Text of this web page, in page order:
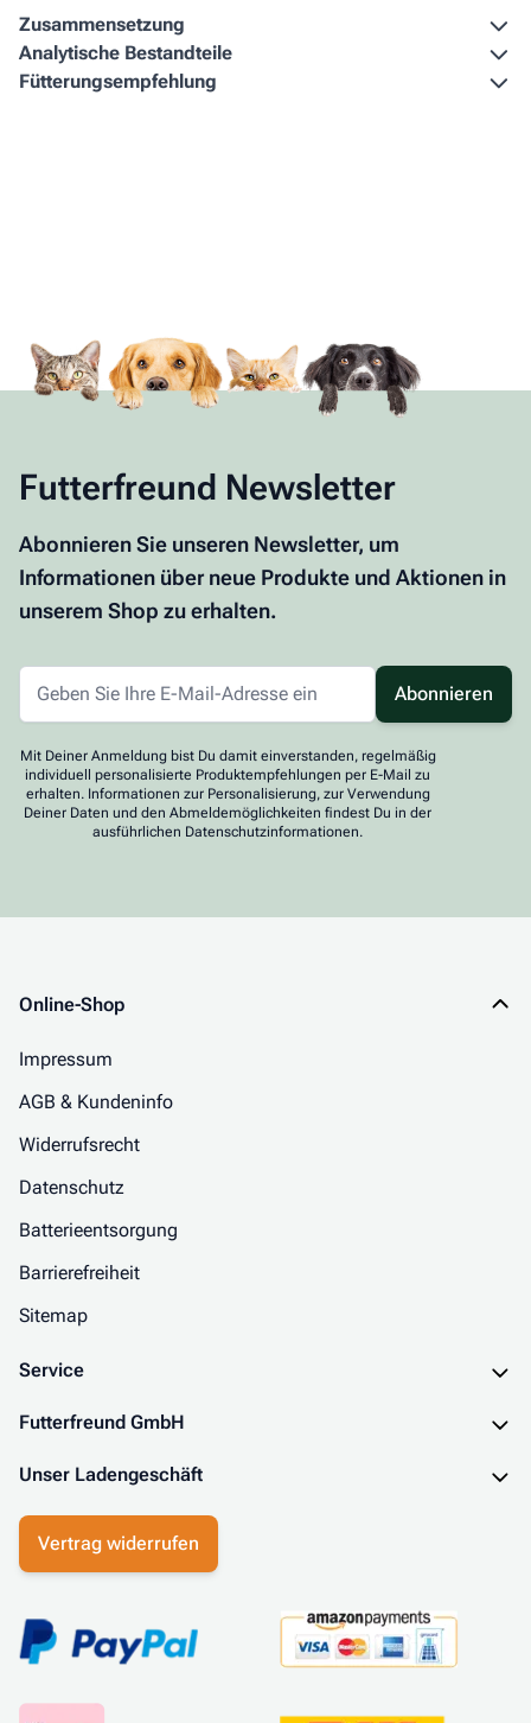
Zusammen­setzung
Analytische Bestandteile
Fütterungs­empfehlung
Futterfreund Newsletter
Abonnieren Sie unseren Newsletter, um
Informationen über neue Produkte und Aktionen in
unserem Shop zu erhalten.
Abonnieren
Mit Deiner Anmeldung bist Du damit einverstanden, regelmäßig
individuell personalisierte Produktempfehlungen per E-Mail zu
erhalten. Informationen zur Personalisierung, zur Verwendung
Deiner Daten und den Abmeldemöglichkeiten findest Du in der
ausführlichen Datenschutzinformationen.
Online-Shop
Impressum
AGB & Kundeninfo
Widerrufsrecht
Datenschutz
Batterieentsorgung
Barrierefreiheit
Sitemap
Service
Futterfreund GmbH
Unser Ladengeschäft
Vertrag widerrufen